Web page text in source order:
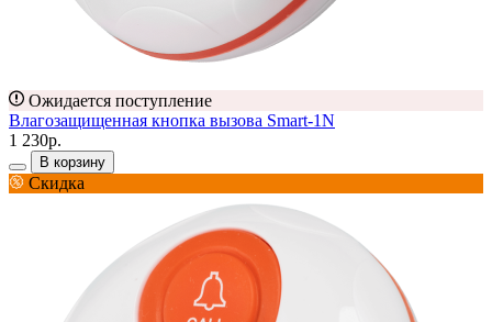
Ожидается поступление
Влагозащищенная кнопка вызова Smart-1N
1 230р.
В корзину
Скидка